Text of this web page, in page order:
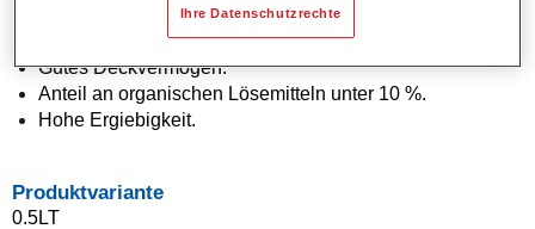
Leichtes Beilackieren.
Optimale Farbtongenauigkeit.
Gutes Deckvermögen.
Anteil an organischen Lösemitteln unter 10 %.
Hohe Ergiebigkeit.
Produktvariante
0.5LT
Ihre Datenschutzrechte